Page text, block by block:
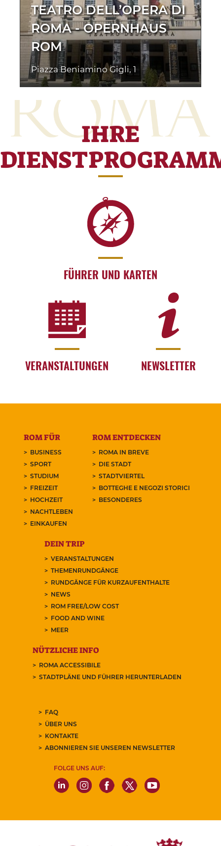
TEATRO DELL’OPERA DI
ROMA - OPERNHAUS
ROM
Piazza Beniamino Gigli, 1
IHRE
FÜHRER UND KARTEN
VERANSTALTUNGEN NEWSLETTER
ROM FÜR
BUSINESS
SPORT
STUDIUM
FREIZEIT
HOCHZEIT
NACHTLEBEN
EINKAUFEN
ROM ENTDECKEN
ROMA IN BREVE
DIE STADT
STADTVIERTEL
BOTTEGHE E NEGOZI STORICI
BESONDERES
DEIN TRIP
VERANSTALTUNGEN
THEMENRUNDGÄNGE
RUNDGÄNGE FÜR KURZAUFENTHALTE
NEWS
ROM FREE/LOW COST
FOOD AND WINE
MEER
NÜTZLICHE INFO
ROMA ACCESSIBILE
STADTPLÄNE UND FÜHRER HERUNTERLADEN
FAQ
ÜBER UNS
KONTAKTE
ABONNIEREN SIE UNSEREN NEWSLETTER
FOLGE UNS AUF: